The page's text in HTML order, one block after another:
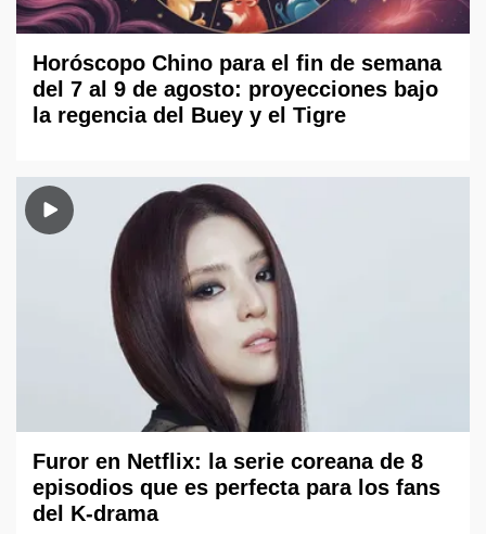
Horóscopo Chino para el fin de semana
del 7 al 9 de agosto: proyecciones bajo
la regencia del Buey y el Tigre
Furor en Netflix: la serie coreana de 8
episodios que es perfecta para los fans
del K-drama